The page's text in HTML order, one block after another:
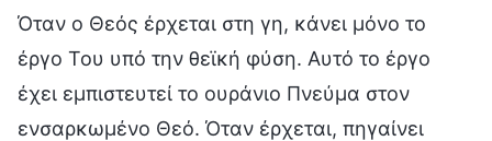
Όταν ο Θεός έρχεται στη γη, κάνει μόνο το
έργο Του υπό την θεϊκή φύση. Αυτό το έργο
έχει εμπιστευτεί το ουράνιο Πνεύμα στον
ενσαρκωμένο Θεό. Όταν έρχεται, πηγαίνει